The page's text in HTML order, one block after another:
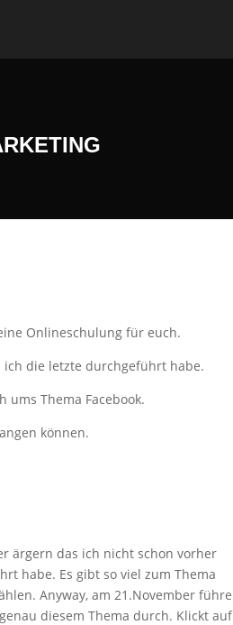
Onlineschulung für euch.
ich die letzte durchgeführt habe.
ums Thema Facebook.
können.
ärgern das ich nicht schon vorher
habe. Es gibt so viel zum Thema
Anyway, am 21.November führe
diesem Thema durch. Klickt auf